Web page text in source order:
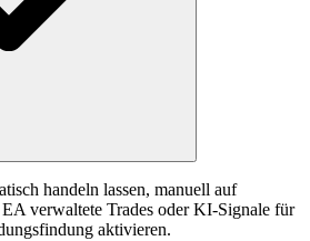
handeln lassen, manuell auf
verwaltete Trades oder KI-Signale für
aktivieren.